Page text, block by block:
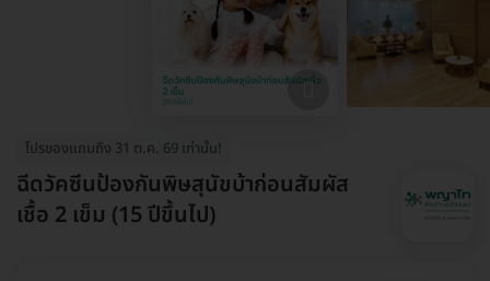
โปรของแถมถึง 31 ต.ค. 69 เท่านั้น!
ฉีดวัคซีนป้องกันพิษสุนัขบ้าก่อนสัมผัส
เชื้อ 2 เข็ม (15 ปีขึ้นไป)